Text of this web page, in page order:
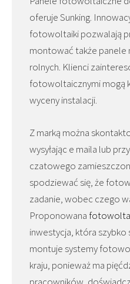
oferuje Sunking.
fotowoltaiki pozwalają
montować także
rolnych. Klienci
fotowoltaicznymi mogą
wyceny instalacji.
Z marką można
wysyłając e maila lub
czatowego
spodziewać się, że
zadanie, wobec czego
Proponowana
inwestycja, która szybko
montuje systemy
kraju, ponieważ ma